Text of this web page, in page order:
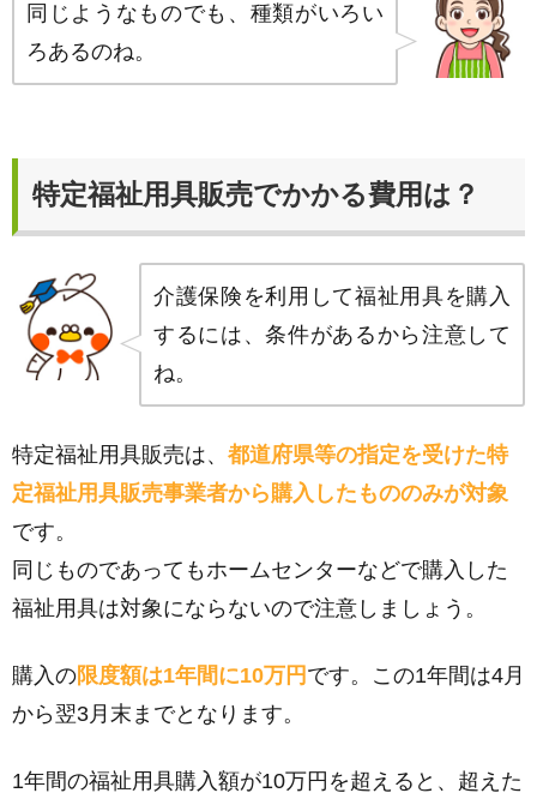
同じようなものでも、種類がいろい
ろあるのね。
特定福祉用具販売でかかる費用は？
介護保険を利用して福祉用具を購入
するには、条件があるから注意して
ね。
特定福祉用具販売は、 都道府県等の指定を受けた特
定福祉用具販売事業者から購入したもののみが対象
です。
同じものであってもホームセンターなどで購入した
福祉用具は対象にならないので注意しましょう。
購入の限度額は1年間に10万円 です。この1年間は4月
から翌3月末までとなります。
1年間の福祉用具購入額が10万円を超えると、超えた